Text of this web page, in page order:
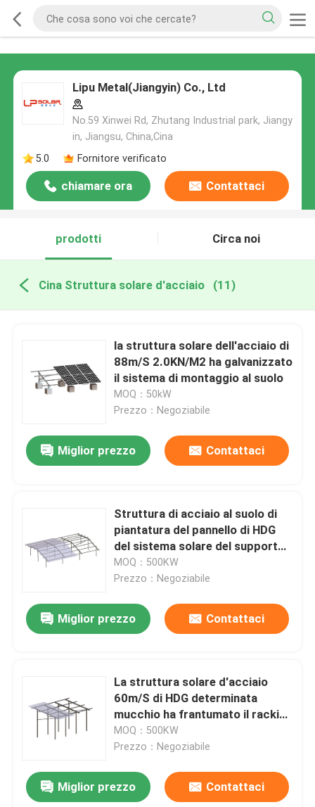
Lipu Metal(Jiangyin) Co., Ltd
No.59 Xinwei Rd, Zhutang Industrial park, Jiangy
in, Jiangsu, China,Cina
5.0
Fornitore verificato
chiamare ora Contattaci
prodotti Circa noi
Cina Struttura solare d'acciaio (11)
la struttura solare dell'acciaio di
88m/S 2.0KN/M2 ha galvanizzato
il sistema di montaggio al suolo
MOQ：50kW
Prezzo：Negoziabile
Miglior prezzo Contattaci
Struttura di acciaio al suolo di
piantatura del pannello di HDG
del sistema solare del supporto
del mucchio
MOQ：500KW
Prezzo：Negoziabile
Miglior prezzo Contattaci
La struttura solare d'acciaio
60m/S di HDG determinata
mucchio ha frantumato il racking
del supporto
MOQ：500KW
Prezzo：Negoziabile
Miglior prezzo Contattaci